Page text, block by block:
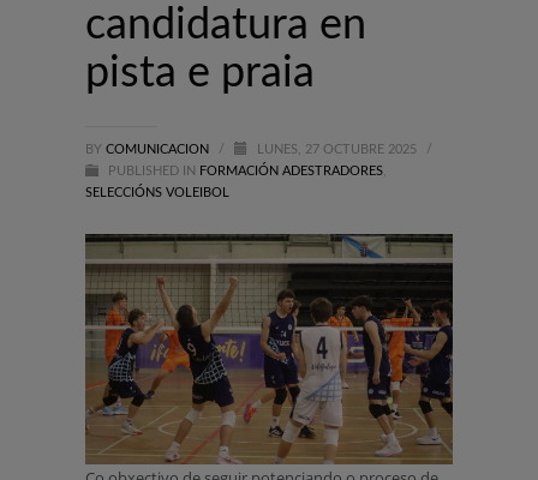
candidatura en
pista e praia
BY COMUNICACION / LUNES, 27 OCTUBRE 2025
/
PUBLISHED IN
FORMACIÓN ADESTRADORES
SELECCIÓNS VOLEIBOL